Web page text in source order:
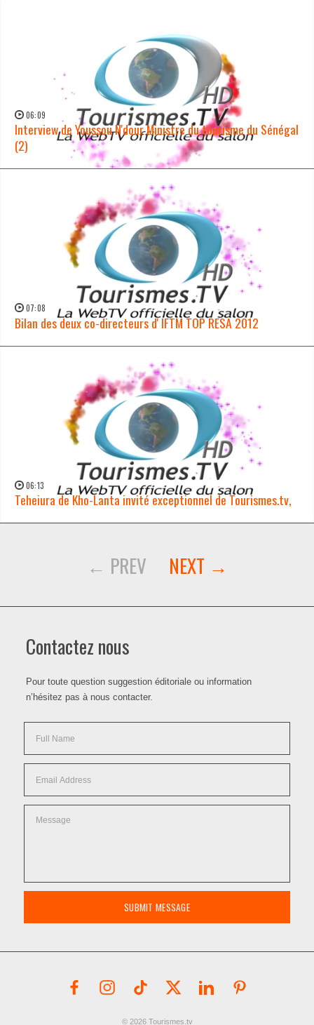
06:09
Interview de Youssou N'dour Ministre du tourisme du Sénégal
(2)
07:08
Bilan des deux co-directeurs d' IFTM TOP RESA 2012
06:13
Teheiura de Kho-Lanta invité exceptionnel de Tourismes.tv,
Contactez nous
Pour toute question suggestion éditoriale ou information
n’hésitez pas à nous contacter.
SUBMIT MESSAGE
© 2026 Tourismes.tv